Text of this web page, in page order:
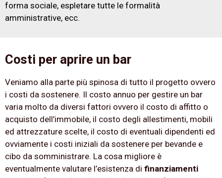
forma sociale, espletare tutte le formalità
amministrative, ecc.
Costi per aprire un bar
Veniamo alla parte più spinosa di tutto il progetto ovvero
i costi da sostenere. Il costo annuo per gestire un bar
varia molto da diversi fattori ovvero il costo di affitto o
acquisto dell’immobile, il costo degli allestimenti, mobili
ed attrezzature scelte, il costo di eventuali dipendenti ed
ovviamente i costi iniziali da sostenere per bevande e
cibo da somministrare. La cosa migliore è
eventualmente valutare l’esistenza di finanziamenti